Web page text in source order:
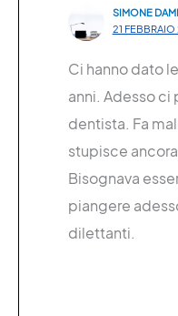
SIMONE
21
Ci hanno dato
anni. Adesso
dentista. Fa
stupisce
Bisognava
piangere
dilettanti.